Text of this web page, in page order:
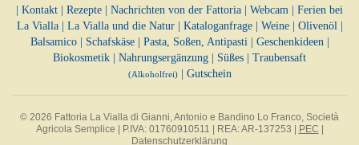
| Kontakt | Rezepte | Nachrichten von der Fattoria | Webcam | Ferien bei
La Vialla| La Vialla und die Natur| Kataloganfrage| Weine| Olivenöl |
Balsamico| Schafskäse| Pasta, Soßen, Antipasti | Geschenkideen |
Biokosmetik | Nahrungsergänzung | Süßes | Traubensaft
(Alkoholfrei)| Gutschein
© 2026 Fattoria La Vialla di Gianni, Antonio e Bandino Lo Franco, Società
Agricola Semplice | P.IVA: 01760910511 | REA: AR-137253 | PEC |
Datenschutzerklärung